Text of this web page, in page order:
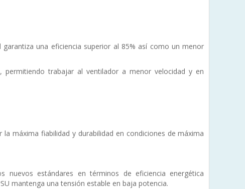
una eficiencia superior al 85% así como un menor
trabajar al ventilador a menor velocidad y en
máxima fiabilidad y durabilidad en condiciones de máxima
estándares en términos de eficiencia energética
mantenga una tensión estable en baja potencia.